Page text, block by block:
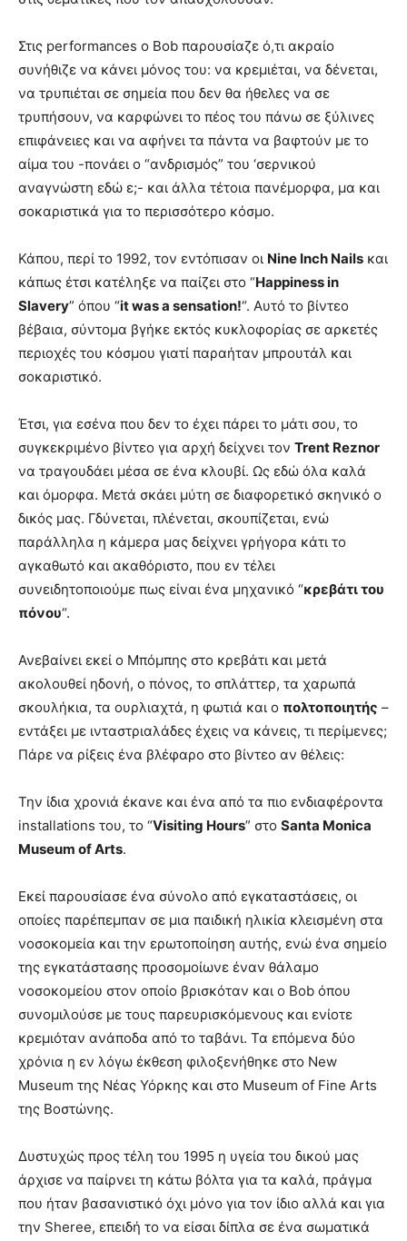
Στις performances o Bob παρουσίαζε ό,τι ακραίο
συνήθιζε να κάνει μόνος του: να κρεμιέται, να δένεται,
να τρυπιέται σε σημεία που δεν θα ήθελες να σε
τρυπήσουν, να καρφώνει το πέος του πάνω σε ξύλινες
επιφάνειες και να αφήνει τα πάντα να βαφτούν με το
αίμα του -πονάει ο “ανδρισμός” του ‘σερνικού
αναγνώστη εδώ ε;- και άλλα τέτοια πανέμορφα, μα και
σοκαριστικά για το περισσότερο κόσμο.
Κάπου, περί το 1992, τον εντόπισαν οι Nine Inch Nails και
κάπως έτσι κατέληξε να παίζει στο “Happiness in
Slavery” όπου “it was a sensation!“. Αυτό το βίντεο
βέβαια, σύντομα βγήκε εκτός κυκλοφορίας σε αρκετές
περιοχές του κόσμου γιατί παραήταν μπρουτάλ και
σοκαριστικό.
Έτσι, για εσένα που δεν το έχει πάρει το μάτι σου, το
συγκεκριμένο βίντεο για αρχή δείχνει τον Trent Reznor
να τραγουδάει μέσα σε ένα κλουβί. Ως εδώ όλα καλά
και όμορφα. Μετά σκάει μύτη σε διαφορετικό σκηνικό ο
δικός μας. Γδύνεται, πλένεται, σκουπίζεται, ενώ
παράλληλα η κάμερα μας δείχνει γρήγορα κάτι το
αγκαθωτό και ακαθόριστο, που εν τέλει
συνειδητοποιούμε πως είναι ένα μηχανικό “κρεβάτι του
πόνου“.
Ανεβαίνει εκεί ο Μπόμπης στο κρεβάτι και μετά
ακολουθεί ηδονή, ο πόνος, το σπλάττερ, τα χαρωπά
σκουλήκια, τα ουρλιαχτά, η φωτιά και ο πολτοποιητής –
εντάξει με ινταστριαλάδες έχεις να κάνεις, τι περίμενες;
Πάρε να ρίξεις ένα βλέφαρο στο βίντεο αν θέλεις:
Την ίδια χρονιά έκανε και ένα από τα πιο ενδιαφέροντα
installations του, το “Visiting Hours” στο Santa Monica
Museum of Arts.
Εκεί παρουσίασε ένα σύνολο από εγκαταστάσεις, οι
οποίες παρέπεμπαν σε μια παιδική ηλικία κλεισμένη στα
νοσοκομεία και την ερωτοποίηση αυτής, ενώ ένα σημείο
της εγκατάστασης προσομοίωνε έναν θάλαμο
νοσοκομείου στον οποίο βρισκόταν και ο Bob όπου
συνομιλούσε με τους παρευρισκόμενους και ενίοτε
κρεμιόταν ανάποδα από το ταβάνι. Τα επόμενα δύο
χρόνια η εν λόγω έκθεση φιλοξενήθηκε στο New
Museum της Νέας Υόρκης και στο Museum of Fine Arts
της Βοστώνης.
Δυστυχώς προς τέλη του 1995 η υγεία του δικού μας
άρχισε να παίρνει τη κάτω βόλτα για τα καλά, πράγμα
που ήταν βασανιστικό όχι μόνο για τον ίδιο αλλά και για
την Sheree, επειδή το να είσαι δίπλα σε ένα σωματικά